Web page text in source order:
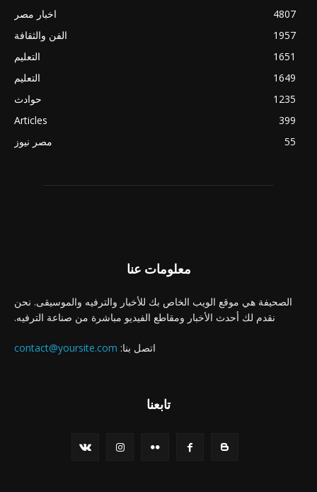
اخبار مصر
4807
الفن والثقافة
1957
التعليم
1651
التعليم
1649
حوادث
1235
Articles
399
مصر نيوز
55
معلومات عنا
الصحيفة هي موقع الويب الخاص بك للأخبار والترفيه والموسيقى. نحن
نقدم لك أحدث الأخبار ومقاطع الفيديو مباشرة من صناعة الترفيه.
اتصل بنا: contact@yoursite.com
تابعنا